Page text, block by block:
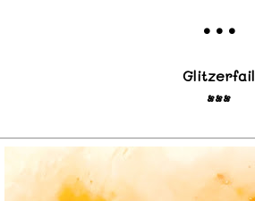
• • •
Glitzerfail
•••